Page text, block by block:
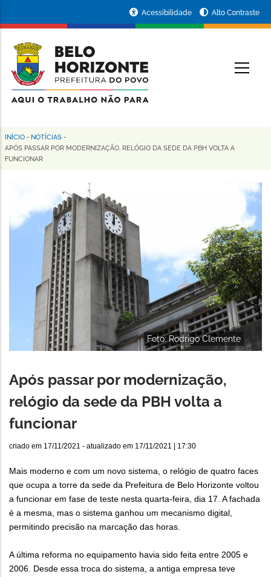
conteúdo
principal
da
Prefeitura
de
Horizonte
Acessibilidade Alto Contraste
Trilha
de
navegação
INÍCIO - NOTÍCIAS -
APÓS PASSAR POR MODERNIZAÇÃO, RELÓGIO DA SEDE DA PBH VOLTA A
FUNCIONAR
Foto: Rodrigo Clemente
Após passar por modernização,
relógio da sede da PBH volta a
funcionar
criado em 17/11/2021 - atualizado em 17/11/2021 | 17:30
Mais moderno e com um novo sistema, o relógio de quatro faces
que ocupa a torre da sede da Prefeitura de Belo Horizonte voltou
a funcionar em fase de teste nesta quarta-feira, dia 17. A fachada
é a mesma, mas o sistema ganhou um mecanismo digital,
permitindo precisão na marcação das horas.
A última reforma no equipamento havia sido feita entre 2005 e
2006. Desde essa troca do sistema, a antiga empresa teve